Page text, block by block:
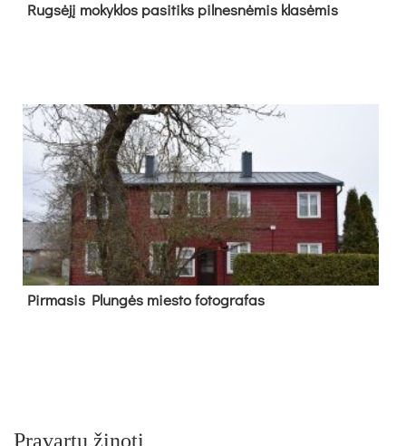
Rug­sė­jį mo­kyk­los pa­si­tiks pil­nes­nė­mis kla­sė­mis
Pir­ma­sis Plun­gės mies­to fo­tog­ra­fas
Pravartu žinoti